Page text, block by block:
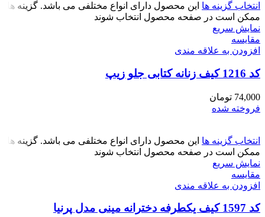
انتخاب گزینه ها این محصول دارای انواع مختلفی می باشد. گزینه ها
ممکن است در صفحه محصول انتخاب شوند
نمایش سریع
مقايسه
افزودن به علاقه مندی
کد 1216 کیف زنانه کتابی جلو زیپ
74,000 تومان
فروخته شده
انتخاب گزینه ها این محصول دارای انواع مختلفی می باشد. گزینه ها
ممکن است در صفحه محصول انتخاب شوند
نمایش سریع
مقايسه
افزودن به علاقه مندی
کد 1597 کیف یکطرفه دخترانه مینی مدل پرنیا